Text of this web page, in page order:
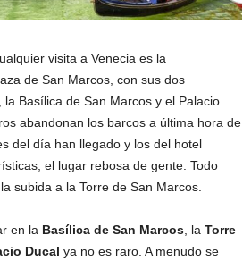
visita a Venecia es la
de San Marcos, con sus dos
Basílica de San Marcos y el Palacio
abandonan los barcos a última hora de
del día han llegado y los del hotel
el lugar rebosa de gente. Todo
subida a la Torre de San Marcos.
en la Basílica de San Marcos , la Torre
Ducal ya no es raro. A menudo se